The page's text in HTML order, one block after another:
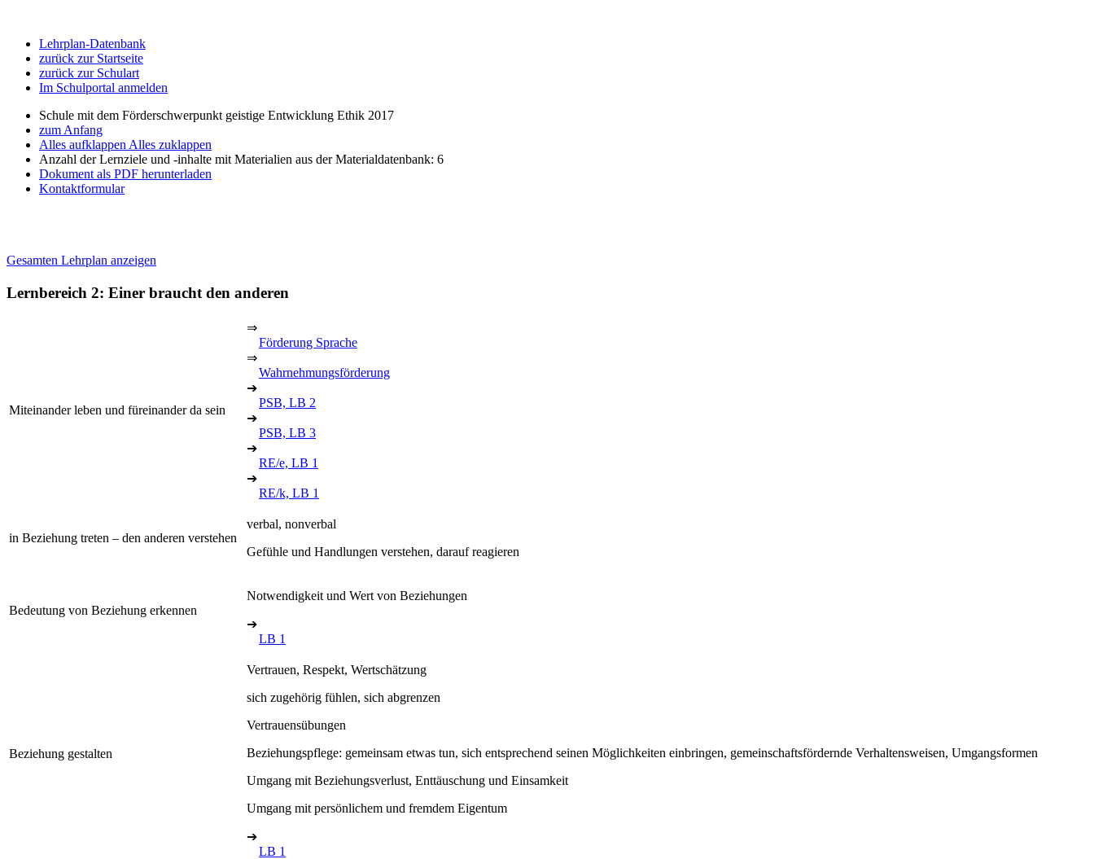
Lehrplan-Datenbank
zurück zur Startseite
zurück zur Schulart
Im Schulportal anmelden
Schule mit dem Förderschwerpunkt geistige Entwicklung Ethik 2017
zum Anfang
Alles aufklappen Alles zuklappen
Anzahl der Lernziele und -inhalte mit Materialien aus der Materialdatenbank: 6
Dokument als PDF herunterladen
Kontaktformular
Gesamten Lehrplan anzeigen
Lernbereich 2: Einer braucht den anderen
Miteinander leben und füreinander da sein
⇒
Förderung Sprache
⇒
Wahrnehmungsförderung
➔
PSB, LB 2
➔
PSB, LB 3
➔
RE/e, LB 1
➔
RE/k, LB 1
in Beziehung treten – den anderen verstehen
verbal, nonverbal
Gefühle und Handlungen verstehen, darauf reagieren
Bedeutung von Beziehung erkennen
Notwendigkeit und Wert von Beziehungen
➔
LB 1
Beziehung gestalten
Vertrauen, Respekt, Wertschätzung
sich zugehörig fühlen, sich abgrenzen
Vertrauensübungen
Beziehungspflege: gemeinsam etwas tun, sich entsprechend seinen Möglichkeiten einbringen, gemeinschaftsfördernde Verhaltensweisen, Umgangsformen
Umgang mit Beziehungsverlust, Enttäuschung und Einsamkeit
Umgang mit persönlichem und fremdem Eigentum
➔
LB 1